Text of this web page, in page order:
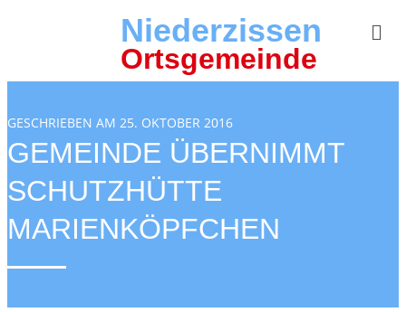
Niederzissen
Ortsgemeinde
GESCHRIEBEN AM 25. OKTOBER 2016
GEMEINDE ÜBERNIMMT
SCHUTZHÜTTE
MARIENKÖPFCHEN